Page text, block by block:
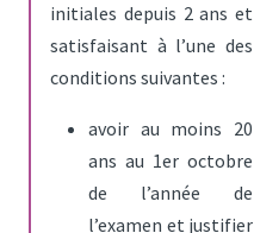
initiales depuis 2 ans et
satisfaisant à l’une des
conditions suivantes :
avoir au moins 20
ans au 1er octobre
de l’année de
l’examen et justifier